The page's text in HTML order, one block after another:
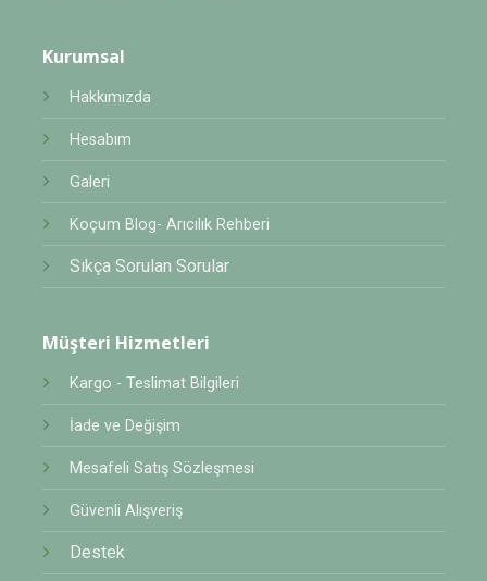
Kurumsal
Hakkımızda
Hesabım
Galeri
Koçum Blog- Arıcılık Rehberi
Sıkça Sorulan Sorular
Müşteri Hizmetleri
Kargo - Teslimat Bilgileri
İade ve Değişim
Mesafeli Satış Sözleşmesi
Güvenli Alışveriş
Destek